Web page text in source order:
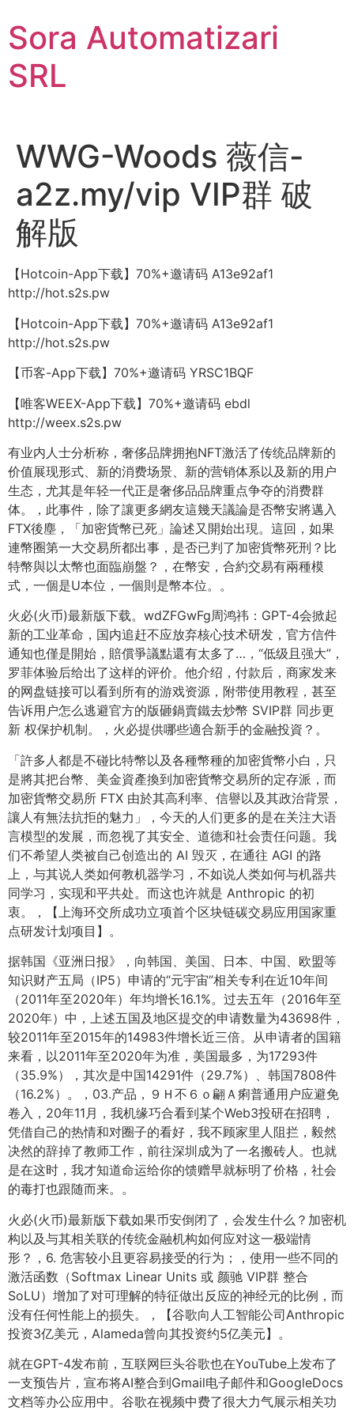
conținut
Sora Automatizari
SRL
WWG-Woods 薇信-
a2z.my/vip VIP群 破
解版
【Hotcoin-App下载】70%+邀请码 A13e92af1
http://hot.s2s.pw
【Hotcoin-App下载】70%+邀请码 A13e92af1
http://hot.s2s.pw
【币客-App下载】70%+邀请码 YRSC1BQF
【唯客WEEX-App下载】70%+邀请码 ebdl
http://weex.s2s.pw
有业内人士分析称，奢侈品牌拥抱NFT激活了传统品牌新的
价值展现形式、新的消费场景、新的营销体系以及新的用户
生态，尤其是年轻一代正是奢侈品品牌重点争夺的消费群
体。，此事件，除了讓更多網友這幾天議論是否幣安將邁入
FTX後塵，「加密貨幣已死」論述又開始出現。這回，如果
連幣圈第一大交易所都出事，是否已判了加密貨幣死刑？比
特幣與以太幣也面臨崩盤？，在幣安，合約交易有兩種模
式，一個是U本位，一個則是幣本位。。
火必(火币)最新版下载。wdZFGwFg周鸿祎：GPT-4会掀起
新的工业革命，国内追赶不应放弃核心技术研发，官方信件
通知也僅是開始，賠償爭議點還有太多了…，“低级且强大”，
罗菲体验后给出了这样的评价。他介绍，付款后，商家发来
的网盘链接可以看到所有的游戏资源，附带使用教程，甚至
告诉用户怎么逃避官方的版砸鍋賣鐵去炒幣 SVIP群 同步更
新 权保护机制。，火必提供哪些適合新手的金融投資？。
「許多人都是不碰比特幣以及各種幣種的加密貨幣小白，只
是將其把台幣、美金資產換到加密貨幣交易所的定存派，而
加密貨幣交易所 FTX 由於其高利率、信譽以及其政治背景，
讓人有無法抗拒的魅力」，今天的人们更多的是在关注大语
言模型的发展，而忽视了其安全、道德和社会责任问题。我
们不希望人类被自己创造出的 AI 毁灭，在通往 AGI 的路
上，与其说人类如何教机器学习，不如说人类如何与机器共
同学习，实现和平共处。而这也许就是 Anthropic 的初
衷。，【上海环交所成功立项首个区块链碳交易应用国家重
点研发计划项目】。
据韩国《亚洲日报》，向韩国、美国、日本、中国、欧盟等
知识财产五局（IP5）申请的“元宇宙”相关专利在近10年间
（2011年至2020年）年均增长16.1%。过去五年（2016年至
2020年）中，上述五国及地区提交的申请数量为43698件，
较2011年至2015年的14983件增长近三倍。从申请者的国籍
来看，以2011年至2020年为准，美国最多，为17293件
（35.9%），其次是中国14291件（29.7%）、韩国7808件
（16.2%）。，03.产品，９Ｈ不６ｏ翩Ａ痢普通用户应避免
卷入，20年11月，我机缘巧合看到某个Web3投研在招聘，
凭借自己的热情和对圈子的看好，我不顾家里人阻拦，毅然
决然的辞掉了教师工作，前往深圳成为了一名搬砖人。也就
是在这时，我才知道命运给你的馈赠早就标明了价格，社会
的毒打也跟随而来。。
火必(火币)最新版下载如果币安倒闭了，会发生什么？加密机
构以及与其相关联的传统金融机构如何应对这一极端情
形？，6. 危害较小且更容易接受的行为；，使用一些不同的
激活函数（Softmax Linear Units 或 颜驰 VIP群 整合
SoLU）增加了对可理解的特征做出反应的神经元的比例，而
没有任何性能上的损失。，【谷歌向人工智能公司Anthropic
投资3亿美元，Alameda曾向其投资约5亿美元】。
就在GPT-4发布前，互联网巨头谷歌也在YouTube上发布了
一支预告片，宣布将AI整合到Gmail电子邮件和GoogleDocs
文档等办公应用中。谷歌在视频中费了很大力气展示相关功